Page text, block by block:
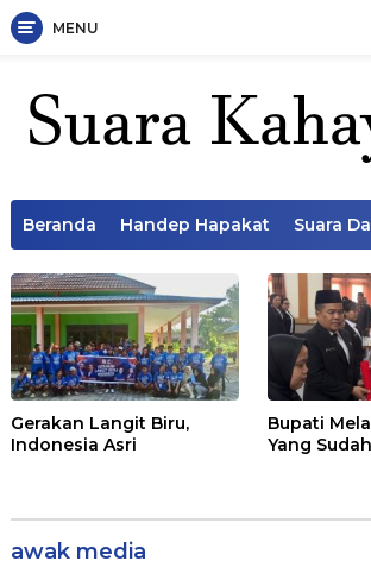
MENU
Beranda Handep Hapakat Suara
Gerakan Langit Biru,
Indonesia Asri
Bupati
Yang
awak media